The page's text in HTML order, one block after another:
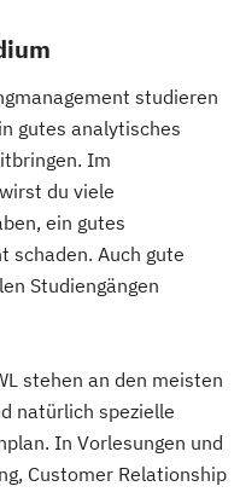
studieren
gutes analytisches
Im
du viele
ein gutes
schaden. Auch gute
Studiengängen
stehen an den meisten
natürlich spezielle
In Vorlesungen und
Customer Relationship